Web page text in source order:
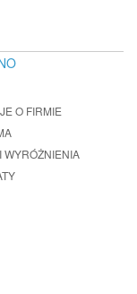
O FIRMIE
WYRÓŻNIENIA